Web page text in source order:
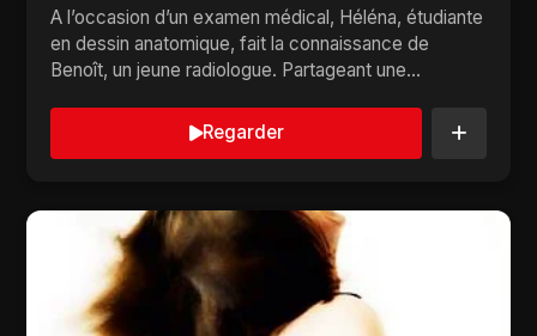
A l’occasion d’un examen médical, Héléna, étudiante
en dessin anatomique, fait la connaissance de
Benoît, un jeune radiologue. Partageant une...
Regarder